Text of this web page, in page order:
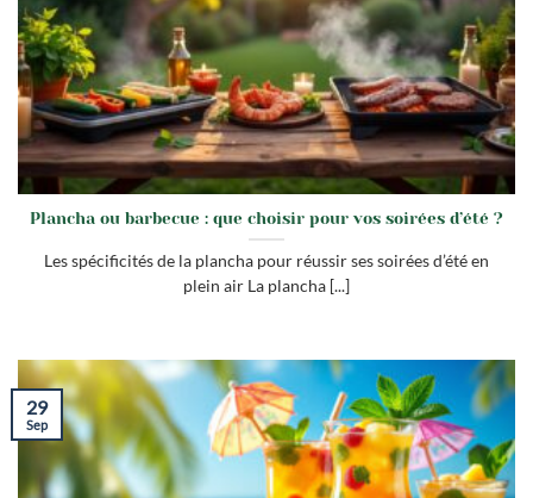
Plancha ou barbecue : que choisir pour vos soirées d’été ?
Les spécificités de la plancha pour réussir ses soirées d’été en
plein air La plancha [...]
29
Sep